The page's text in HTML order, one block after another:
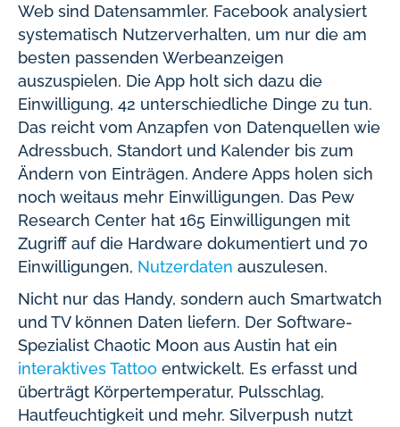
Web sind Datensammler. Facebook analysiert
systematisch Nutzerverhalten, um nur die am
besten passenden Werbeanzeigen
auszuspielen. Die App holt sich dazu die
Einwilligung, 42 unterschiedliche Dinge zu tun.
Das reicht vom Anzapfen von Datenquellen wie
Adressbuch, Standort und Kalender bis zum
Ändern von Einträgen. Andere Apps holen sich
noch weitaus mehr Einwilligungen. Das Pew
Research Center hat 165 Einwilligungen mit
Zugriff auf die Hardware dokumentiert und 70
Einwilligungen, Nutzerdaten auszulesen.
Nicht nur das Handy, sondern auch Smartwatch
und TV können Daten liefern. Der Software-
Spezialist Chaotic Moon aus Austin hat ein
interaktives Tattoo entwickelt. Es erfasst und
überträgt Körpertemperatur, Pulsschlag,
Hautfeuchtigkeit und mehr. Silverpush nutzt